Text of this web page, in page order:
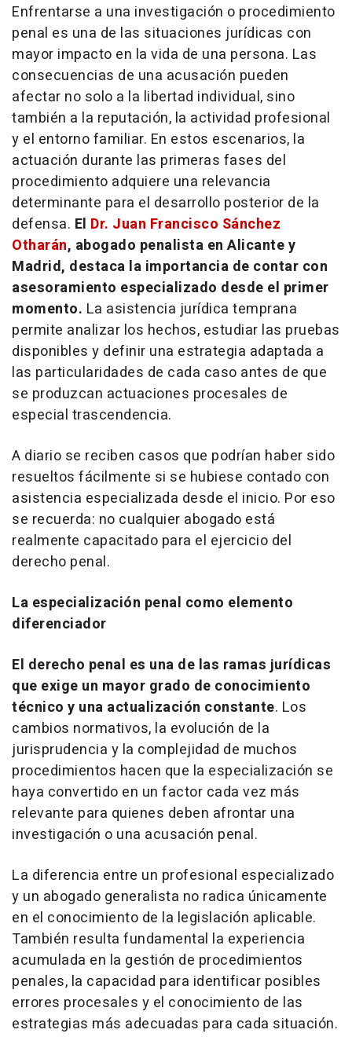
Enfrentarse a una investigación o procedimiento
penal es una de las situaciones jurídicas con
mayor impacto en la vida de una persona. Las
consecuencias de una acusación pueden
afectar no solo a la libertad individual, sino
también a la reputación, la actividad profesional
y el entorno familiar. En estos escenarios, la
actuación durante las primeras fases del
procedimiento adquiere una relevancia
determinante para el desarrollo posterior de la
defensa. El Dr. Juan Francisco Sánchez
Otharán, abogado penalista en Alicante y
Madrid, destaca la importancia de contar con
asesoramiento especializado desde el primer
momento. La asistencia jurídica temprana
permite analizar los hechos, estudiar las pruebas
disponibles y definir una estrategia adaptada a
las particularidades de cada caso antes de que
se produzcan actuaciones procesales de
especial trascendencia.
A diario se reciben casos que podrían haber sido
resueltos fácilmente si se hubiese contado con
asistencia especializada desde el inicio. Por eso
se recuerda: no cualquier abogado está
realmente capacitado para el ejercicio del
derecho penal.
La especialización penal como elemento
diferenciador
El derecho penal es una de las ramas jurídicas
que exige un mayor grado de conocimiento
técnico y una actualización constante. Los
cambios normativos, la evolución de la
jurisprudencia y la complejidad de muchos
procedimientos hacen que la especialización se
haya convertido en un factor cada vez más
relevante para quienes deben afrontar una
investigación o una acusación penal.
La diferencia entre un profesional especializado
y un abogado generalista no radica únicamente
en el conocimiento de la legislación aplicable.
También resulta fundamental la experiencia
acumulada en la gestión de procedimientos
penales, la capacidad para identificar posibles
errores procesales y el conocimiento de las
estrategias más adecuadas para cada situación.